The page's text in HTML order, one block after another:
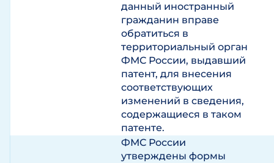
данный иностранный
гражданин вправе
обратиться в
территориальный орган
ФМС России, выдавший
патент, для внесения
соответствующих
изменений в сведения,
содержащиеся в таком
патенте.
ФМС России
утверждены формы